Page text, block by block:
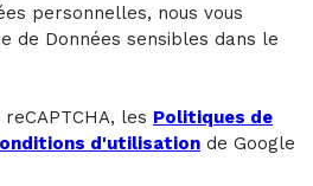
personnelles, nous vous
de Données sensibles dans le
les Politiques de
d'utilisation de Google